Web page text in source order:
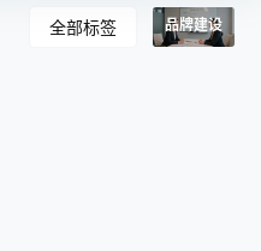
全部标签 品牌建设